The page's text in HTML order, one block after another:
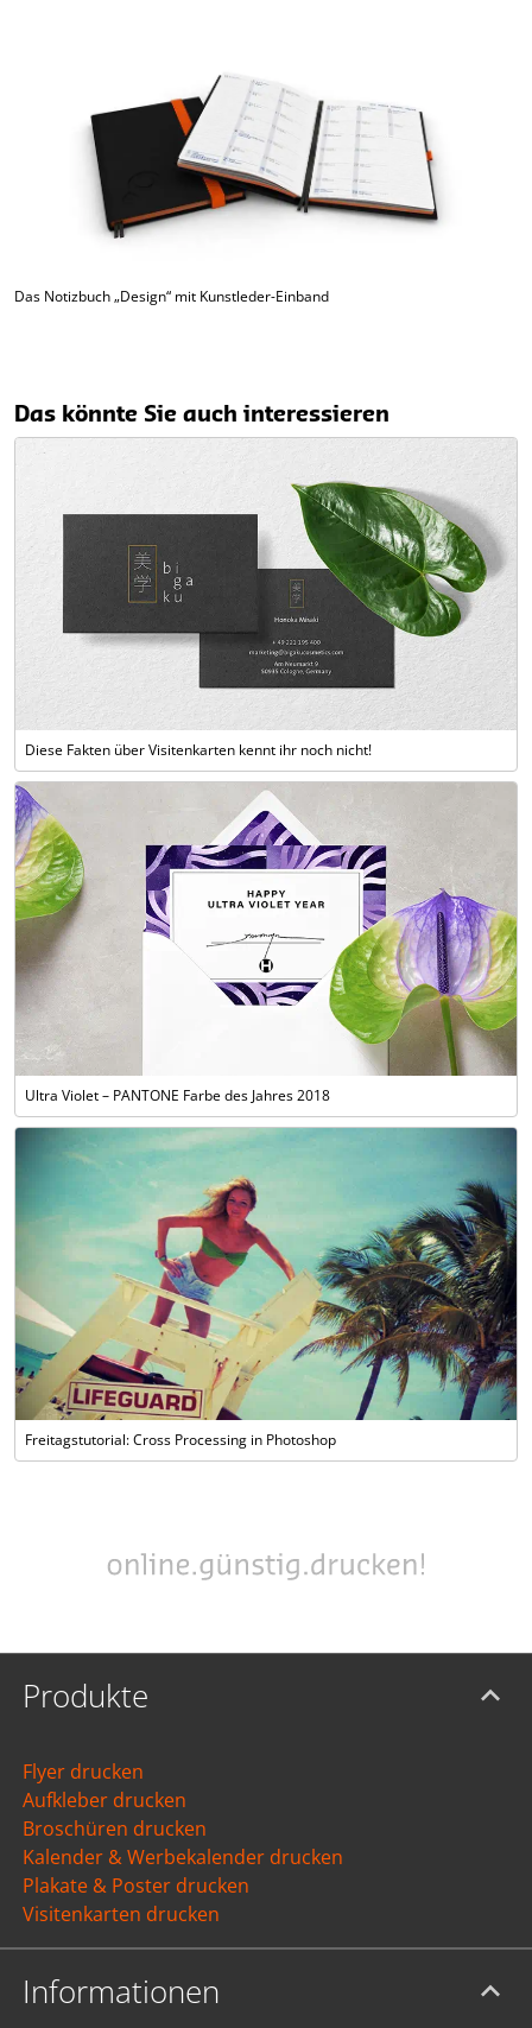
Das Notizbuch „Design“ mit Kunstleder-Einband
Das könnte Sie auch interessieren
Diese Fakten über Visitenkarten kennt ihr noch nicht!
Ultra Violet – PANTONE Farbe des Jahres 2018
Freitagstutorial: Cross Processing in Photoshop
Produkte
Flyer drucken
Aufkleber drucken
Broschüren drucken
Kalender & Werbekalender drucken
Plakate & Poster drucken
Visitenkarten drucken
Informationen